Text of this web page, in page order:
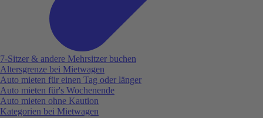
7-Sitzer & andere Mehrsitzer buchen
Altersgrenze bei Mietwagen
Auto mieten für einen Tag oder länger
Auto mieten für's Wochenende
Auto mieten ohne Kaution
Kategorien bei Mietwagen